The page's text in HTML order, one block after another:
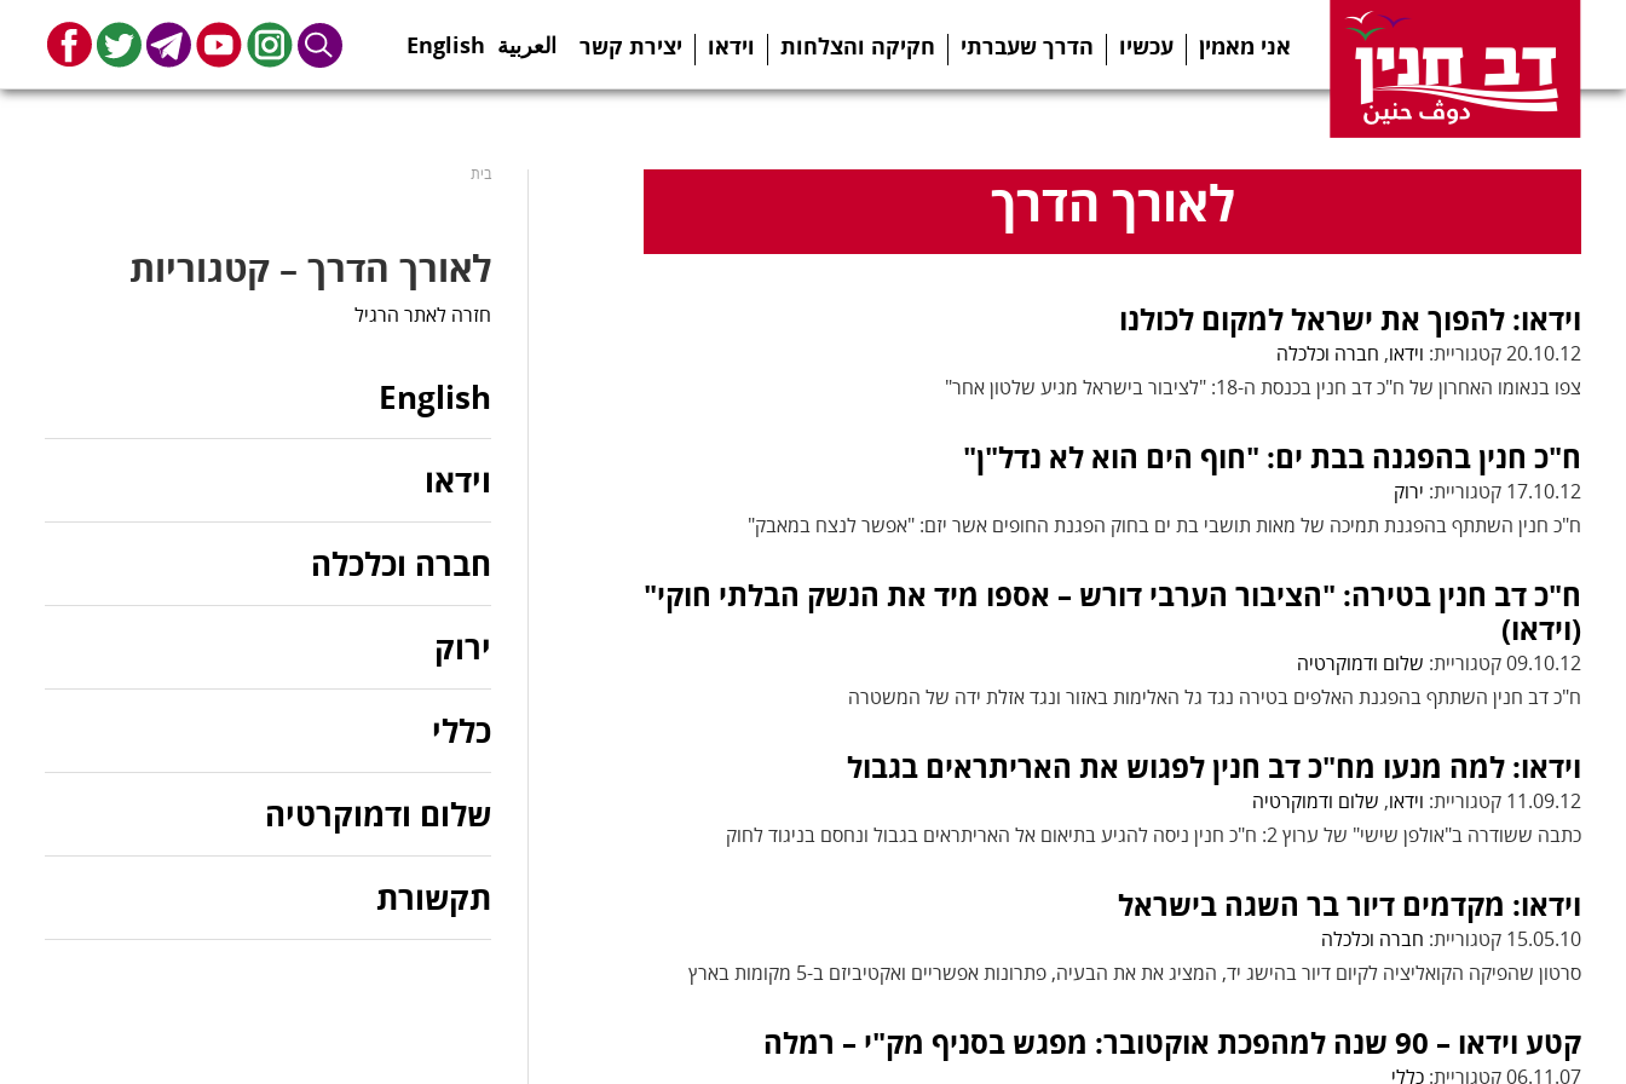
אני מאמין עכשיו הדרך שעברתי חקיקה והצלחות וידאו יצירת קשר العربية English
Search
Instagram
Youtube
Telegram
Twitter
לאורך הדרך
וידאו: להפוך את ישראל למקום לכולנו
20.10.12 קטגוריית: וידאו, חברה וכלכלה
צפו בנאומו האחרון של ח"כ דב חנין בכנסת ה-18: "לציבור בישראל מגיע שלטון אחר"
ח"כ חנין בהפגנה בבת ים: "חוף הים הוא לא נדל"ן"
17.10.12 קטגוריית:
ירוק
ח"כ חנין השתתף בהפגנת תמיכה של מאות תושבי בת ים בחוק הפגנת החופים אשר יזם: "אפשר לנצח במאבק"
ח"כ דב חנין בטירה: "הציבור הערבי דורש – אספו מיד את הנשק הבלתי חוקי"
(וידאו)
09.10.12 קטגוריית:
שלום ודמוקרטיה
ח"כ דב חנין השתתף בהפגנת האלפים בטירה נגד גל האלימות באזור ונגד אזלת ידה של המשטרה
וידאו: למה מנעו מח"כ דב חנין לפגוש את האריתראים בגבול
11.09.12 קטגוריית: וידאו, שלום ודמוקרטיה
כתבה ששודרה ב"אולפן שישי" של ערוץ 2: ח"כ חנין ניסה להגיע בתיאום אל האריתראים בגבול ונחסם בניגוד לחוק
וידאו: מקדמים דיור בר השגה בישראל
15.05.10 קטגוריית:
חברה וכלכלה
סרטון שהפיקה הקואליציה לקיום דיור בהישג יד, המציג את את הבעיה, פתרונות אפשריים ואקטיביזם ב-5 מקומות בארץ
קטע וידאו – 90 שנה למהפכת אוקטובר: מפגש בסניף מק"י – רמלה
06.11.07 קטגוריית:
כללי
בית
לאורך הדרך – קטגוריות
חזרה לאתר הרגיל
English
וידאו
חברה וכלכלה
ירוק
כללי
שלום ודמוקרטיה
תקשורת